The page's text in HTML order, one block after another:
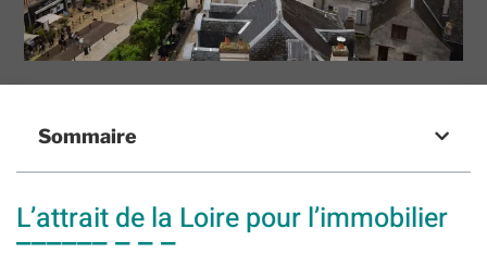
Sommaire
L’attrait de la Loire pour l’immobilier